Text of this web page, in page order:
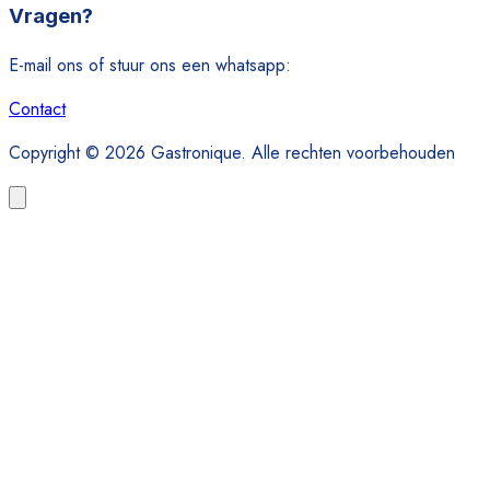
Vragen?
E-mail ons of stuur ons een whatsapp:
Contact
Copyright © 2026 Gastronique. Alle rechten voorbehouden